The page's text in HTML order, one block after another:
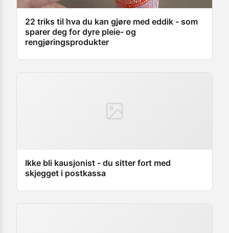
22 triks til hva du kan gjøre med eddik - som
sparer deg for dyre pleie- og
rengjøringsprodukter
Ikke bli kausjonist - du sitter fort med
skjegget i postkassa